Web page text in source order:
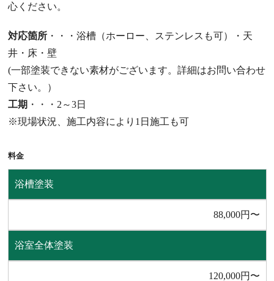
心ください。
対応箇所・・・ 浴槽（ホーロー、ステンレスも可）・天
井・床・壁
(一部塗装できない素材がございます。詳細はお問い合わせ
下さい。）
工期 ・・・2～3日
※現場状況、施工内容により1日施工も可
料⾦
浴槽塗装
88,000円〜
浴室全体塗装
120,000円〜